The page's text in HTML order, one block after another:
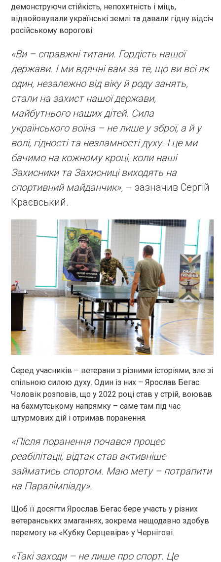
демонструючи стійкість, непохитність і міць,
відвойовували українські землі та давали гідну відсіч
російському ворогові.
«Ви – справжні титани. Гордість нашої
держави. І ми вдячні вам за те, що ви всі як
один, незалежно від віку й роду занять,
стали на захист нашої держави,
майбутнього наших дітей. Сила
українського воїна – не лише у зброї, а й у
волі, гідності та незламності духу. І це ми
бачимо на кожному кроці, коли наші
Захисники та Захисниці виходять на
спортивний майданчик», – зазначив Сергій
Краєвський.
Серед учасників – ветерани з різними історіями, але зі
спільною силою духу. Один із них – Ярослав Бегас.
Чоловік розповів, що у 2022 році став у стрій, воював
на бахмутському напрямку – саме там під час
штурмових дій і отримав поранення.
«Після поранення почався процес
реабілітації, відтак став активніше
займатись спортом. Маю мету – потрапити
на Паралімпіаду».
Щоб її досягти Ярослав Бегас бере участь у різних
ветеранських змаганнях, зокрема нещодавно здобув
перемогу на «Кубку Серцевіра» у Чернігові.
«Такі заходи – не лише про спорт. Це